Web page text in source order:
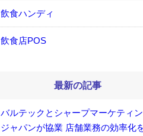
飲食ハンディ
飲食店POS
最新の記事
バルテックとシャープマーケティ
ジャパンが協業 店舗業務の効率化